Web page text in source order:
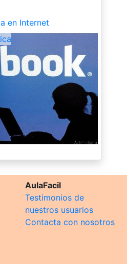
en Internet
AulaFacil
Testimonios de
nuestros usuarios
Contacta con nosotros